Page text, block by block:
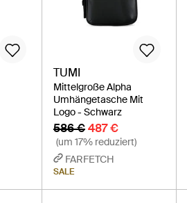
TUMI
Mittelgroße Alpha
Umhängetasche Mit
Logo - Schwarz
586 € 487 €
(um 17% reduziert)
FARFETCH
SALE